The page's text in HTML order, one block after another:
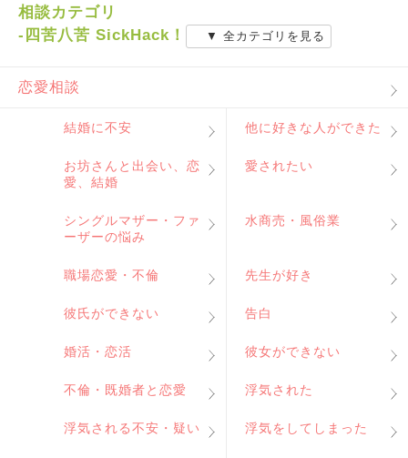
相談カテゴリ
-四苦八苦 SickHack！
▼ 全カテゴリを見る
恋愛相談
結婚に不安 他に好きな人ができた
お坊さんと出会い、恋
愛、結婚
愛されたい
シングルマザー・ファ
ーザーの悩み
水商売・風俗業
職場恋愛・不倫 先生が好き
彼氏ができない 告白
婚活・恋活 彼女ができない
不倫・既婚者と恋愛 浮気された
浮気される不安・疑い 浮気をしてしまった